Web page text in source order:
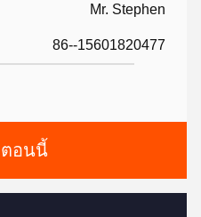
Mr. Stephen
86--15601820477
อนนี้